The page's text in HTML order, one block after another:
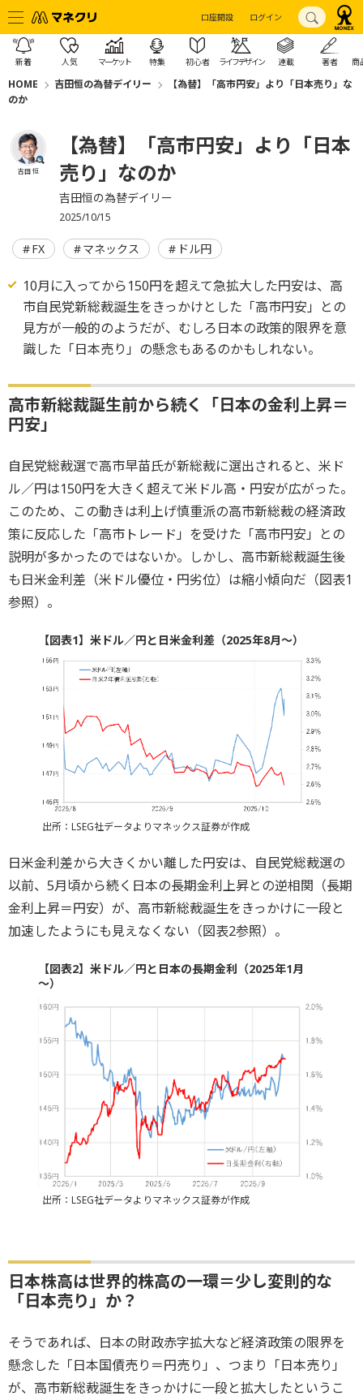
口座開設 ログイン
新着 人気 マーケット 特集 初心者 ライフデザイン 連載 著者 商
HOME 吉田恒の為替デイリー
【為替】「高市円安」より「日本売り」な
のか
吉田 恒
【為替】「高市円安」より「日本
売り」なのか
吉田恒の為替デイリー
2025/10/15
FX マネックス ドル円
10月に入ってから150円を超えて急拡大した円安は、高
市自民党新総裁誕生をきっかけとした「高市円安」との
見方が一般的のようだが、むしろ日本の政策的限界を意
識した「日本売り」の懸念もあるのかもしれない。
高市新総裁誕生前から続く「日本の金利上昇＝
円安」
自民党総裁選で高市早苗氏が新総裁に選出されると、米ド
ル／円は150円を大きく超えて米ドル高・円安が広がった。
このため、この動きは利上げ慎重派の高市新総裁の経済政
策に反応した「高市トレード」を受けた「高市円安」との
説明が多かったのではないか。しかし、高市新総裁誕生後
も日米金利差（米ドル優位・円劣位）は縮小傾向だ（図表1
参照）。
【図表1】米ドル／円と日米金利差（2025年8月～）
出所：LSEG社データよりマネックス証券が作成
日米金利差から大きくかい離した円安は、自民党総裁選の
以前、5月頃から続く日本の長期金利上昇との逆相関（長期
金利上昇＝円安）が、高市新総裁誕生をきっかけに一段と
加速したようにも見えなくない（図表2参照）。
【図表2】米ドル／円と日本の長期金利（2025年1月
～）
出所：LSEG社データよりマネックス証券が作成
日本株高は世界的株高の一環＝少し変則的な
「日本売り」か？
そうであれば、日本の財政赤字拡大など経済政策の限界を
懸念した「日本国債売り＝円売り」、つまり「日本売り」
が、高市新総裁誕生をきっかけに一段と拡大したというこ